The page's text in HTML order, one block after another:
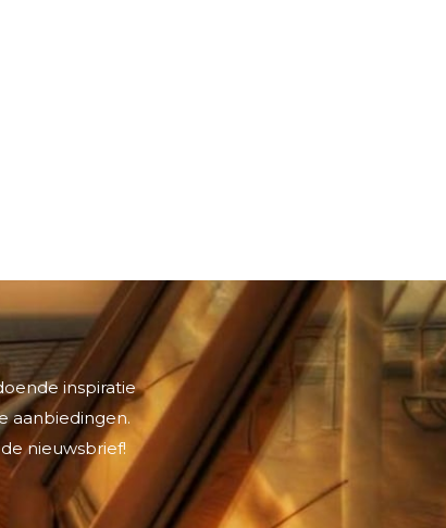
inspiratie
aanbiedingen.
nieuwsbrief!